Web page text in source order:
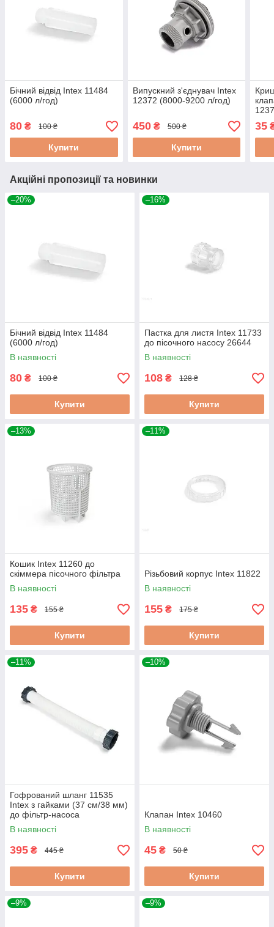
Бічний відвід Intex 11484
(6000 л/год)
80 ₴ 100 ₴
Купити
Випускний з'єднувач Intex
12372 (8000-9200 л/год)
450₴ 500 ₴
Купити
35
Акційні пропозиції та новинки
–20%
Бічний відвід Intex 11484
(6000 л/год)
В наявності
80 ₴ 100 ₴
Купити
–16%
Пастка для листя Intex 11733
до пісочного насосу 26644
В наявності
108 ₴ 128 ₴
Купити
–13%
Кошик Intex 11260 до
скіммера пісочного фільтра
В наявності
135 ₴ 155 ₴
Купити
–11%
Різьбовий корпус Intex 11822
В наявності
155 ₴ 175 ₴
Купити
–11%
Гофрований шланг 11535
Intex з гайками (37 см/38 мм)
до фільтр-насоса
В наявності
395 ₴ 445 ₴
Купити
–10%
Клапан Intex 10460
В наявності
45 ₴ 50 ₴
Купити
–9% –9%